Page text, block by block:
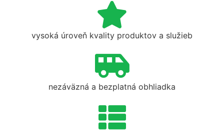
vysoká úroveň kvality produktov a služieb
nezáväzná a bezplatná obhliadka